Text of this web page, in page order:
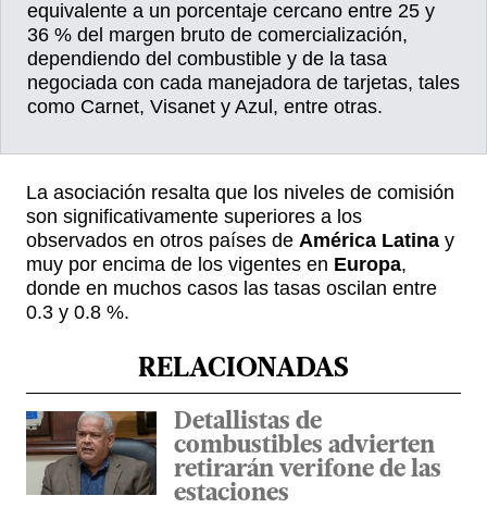
equivalente a un porcentaje cercano entre 25 y
36 % del margen bruto de comercialización,
dependiendo del combustible y de la tasa
negociada con cada manejadora de tarjetas, tales
como Carnet, Visanet y Azul, entre otras.
La asociación resalta que los niveles de comisión
son significativamente superiores a los
observados en otros países de América Latina y
muy por encima de los vigentes en Europa,
donde en muchos casos las tasas oscilan entre
0.3 y 0.8 %.
RELACIONADAS
Detallistas de
combustibles advierten
retirarán verifone de las
estaciones